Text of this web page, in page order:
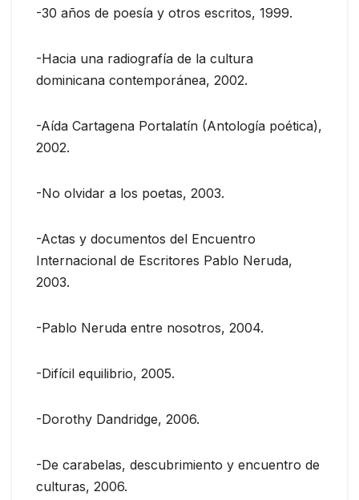
-30 años de poesía y otros escritos, 1999.
-Hacia una radiografía de la cultura
dominicana contemporánea, 2002.
-Aída Cartagena Portalatín (Antología poética),
2002.
-No olvidar a los poetas, 2003.
-Actas y documentos del Encuentro
Internacional de Escritores Pablo Neruda,
2003.
-Pablo Neruda entre nosotros, 2004.
-Difícil equilibrio, 2005.
-Dorothy Dandridge, 2006.
-De carabelas, descubrimiento y encuentro de
culturas, 2006.